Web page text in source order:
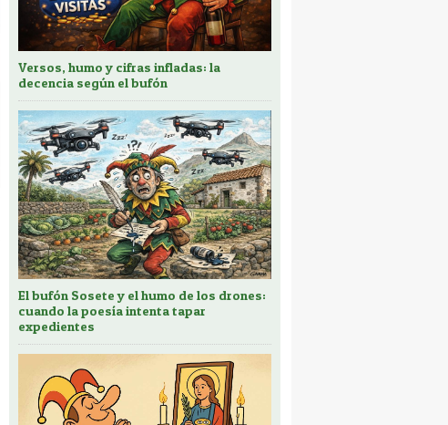
Versos, humo y cifras infladas: la
decencia según el bufón
El bufón Sosete y el humo de los drones:
cuando la poesía intenta tapar
expedientes